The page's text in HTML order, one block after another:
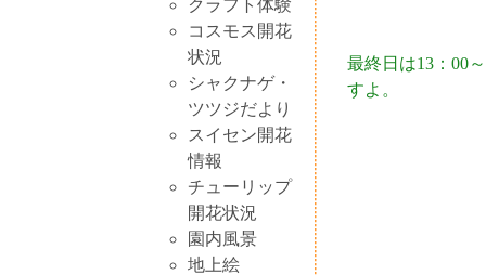
クラフト体験
コスモス開花
状況
シャクナゲ・
ツツジだより
スイセン開花
情報
チューリップ
開花状況
園内風景
地上絵
最終日は13：00
すよ。